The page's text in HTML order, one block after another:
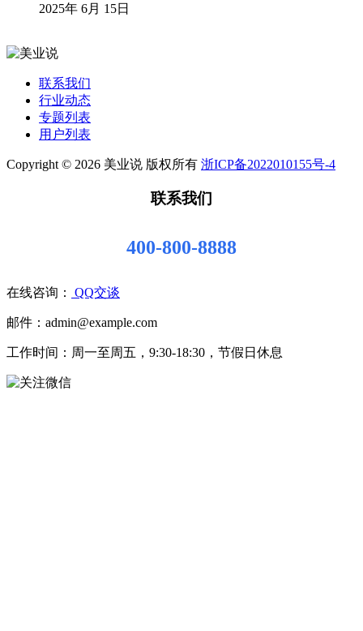
2025年 6月 15日
联系我们
行业动态
专题列表
用户列表
Copyright © 2026 美业说 版权所有 浙ICP备2022010155号-4
联系我们
400-800-8888
在线咨询： QQ交谈
邮件：admin@example.com
工作时间：周一至周五，9:30-18:30，节假日休息